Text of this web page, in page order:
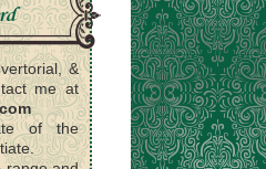
&
me at
of the